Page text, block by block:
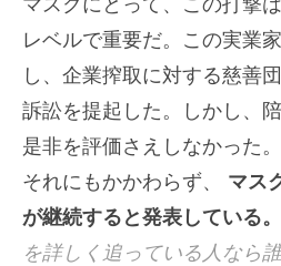
レベルで重要だ。この実業
し、企業搾取に対する慈善
訴訟を提起した。しかし、
是非を評価さえしなかった。
それにもかかわらず、 マス
が継続すると発表している。
を詳しく追っている人なら